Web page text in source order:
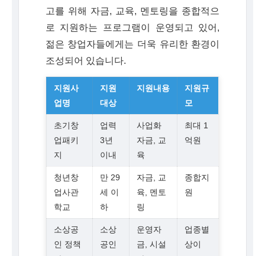
고를 위해 자금, 교육, 멘토링을 종합적으
로 지원하는 프로그램이 운영되고 있어,
젊은 창업자들에게는 더욱 유리한 환경이
조성되어 있습니다.
지원사
업명
지원
대상
지원내용
지원규
모
초기창
업패키
지
업력
3년
이내
사업화
자금, 교
육
최대 1
억원
청년창
업사관
학교
만 29
세 이
하
자금, 교
육, 멘토
링
종합지
원
소상공
인 정책
소상
공인
운영자
금, 시설
업종별
상이